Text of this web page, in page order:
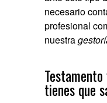
necesario
profesional
nuestra
tienes que